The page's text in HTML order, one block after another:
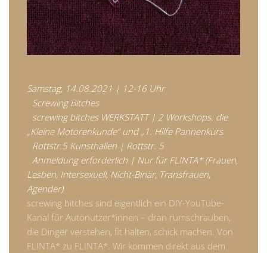
Samstag, 14.08.2021 | 12-16 Uhr
Screwing Bitches
screwing bitches WERKSTATT | 2 Workshops: die
„Kleine Motorenkunde“ und „1. Hilfe Pannenkurs
Rottstr.5 Kunsthallen | Rottstr. 5
Anmeldung erforderlich | Nur für FLINTA* (Frauen,
Lesben, Intersexuell, Nicht-Binär, Transfrauen,
Agender)
screwing bitches sind eigentlich ein DIY-YouTube-
Kanal für Autonutzer*innen – dran rumschrauben,
die Dinger verstehen, fit halten, schick machen. Von
FLINTA* zu FLINTA*. Wir kommen direkt aus dem